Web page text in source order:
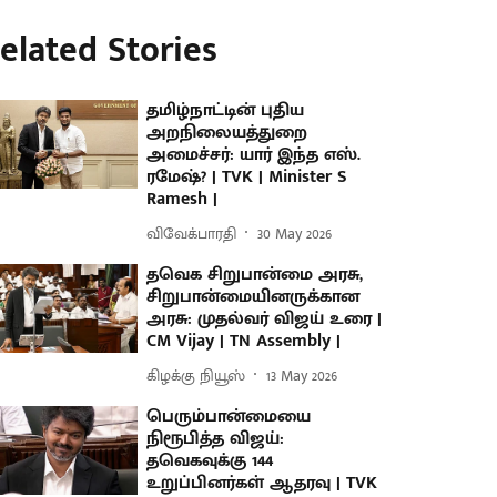
Stories
தமிழ்நாட்டின் புதிய
அறநிலையத்துறை
அமைச்சர்: யார் இந்த எஸ்.
ரமேஷ்? | TVK | Minister S
Ramesh |
விவேக்பாரதி 30 May 2026
தவெக சிறுபான்மை அரசு,
சிறுபான்மையினருக்கான
அரசு: முதல்வர் விஜய் உரை |
CM Vijay | TN Assembly |
கிழக்கு நியூஸ் 13 May 2026
பெரும்பான்மையை
நிரூபித்த விஜய்:
தவெகவுக்கு 144
உறுப்பினர்கள் ஆதரவு | TVK